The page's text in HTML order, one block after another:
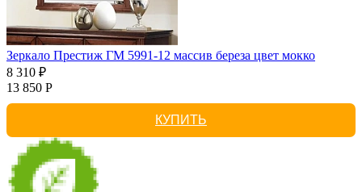
Зеркало Престиж ГМ 5991-12 массив береза цвет мокко
8 310 ₽
13 850 Р
КУПИТЬ